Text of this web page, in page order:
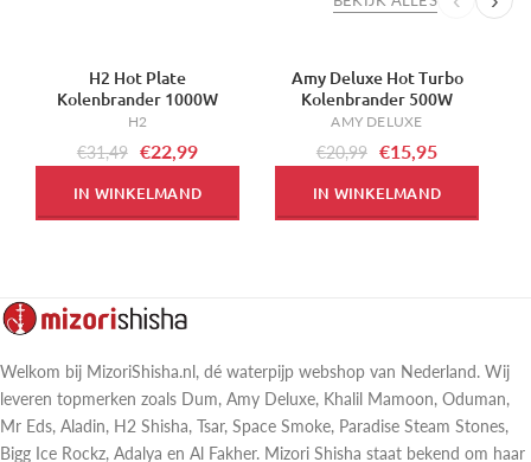
H2 Hot Plate
Kolenbrander 1000W
H2
€31,49 €22,99
IN WINKELMAND
-24%
Amy Deluxe Hot Turbo
Kolenbrander 500W
AMY DELUXE
€20,99 €15,95
IN WINKELMAND
Welkom bij MizoriShisha.nl, dé waterpijp webshop van Nederland. Wij
leveren topmerken zoals Dum, Amy Deluxe, Khalil Mamoon, Oduman,
Mr Eds, Aladin, H2 Shisha, Tsar, Space Smoke, Paradise Steam Stones,
Bigg Ice Rockz, Adalya en Al Fakher. Mizori Shisha staat bekend om haar